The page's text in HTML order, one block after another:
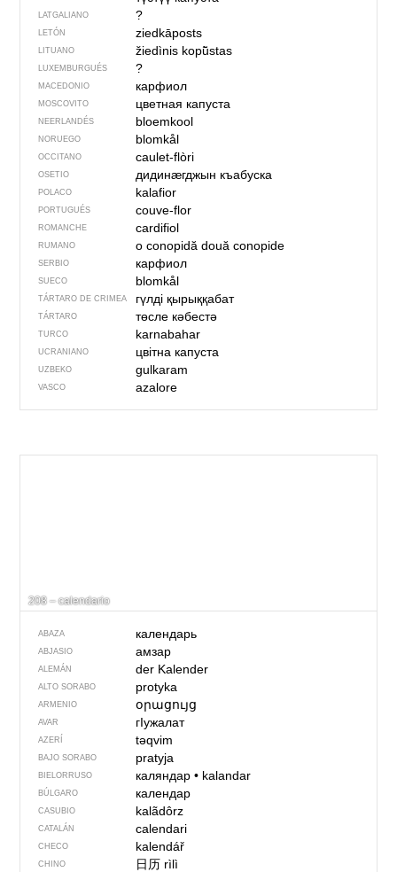
LATGALIANO ?
LETÓN ziedkāposts
LITUANO žiedìnis kopū̃stas
LUXEMBURGUÉS ?
MACEDONIO карфиол
MOSCOVITO цветная капуста
NEERLANDÉS bloemkool
NORUEGO blomkål
OCCITANO caulet-flòri
OSETIO дидинӕгджын къабуска
POLACO kalafior
PORTUGUÉS couve-flor
ROMANCHE cardifiol
RUMANO o conopidădouă conopide
SERBIO карфиол
SUECO blomkål
TÁRTARO DE CRIMEA гүлді қырыққабат
TÁRTARO төсле кәбестә
TURCO karnabahar
UCRANIANO цвітна капуста
UZBEKO gulkaram
VASCO azalore
208 – calendario
ABAZA календарь
ABJASIO амзар
ALEMÁN der Kalender
ALTO SORABO protyka
ARMENIO օրացույց
AVAR гIужалат
AZERÍ təqvim
BAJO SORABO pratyja
BIELORRUSO каляндар• kalandar
BÚLGARO календар
CASUBIO kalãdôrz
CATALÁN calendari
CHECO kalendář
CHINO 日历 rìlì